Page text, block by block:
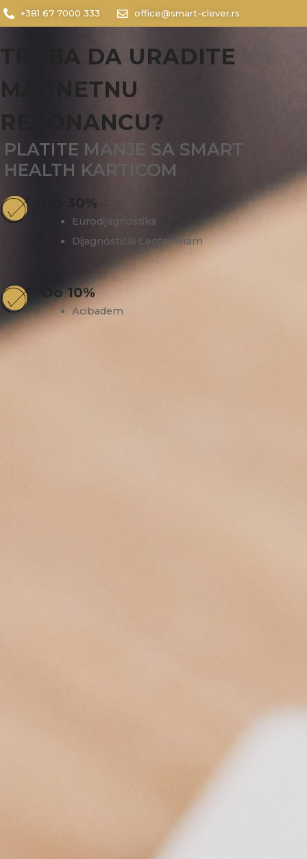
+381 67 7000 333 office@smart-clever.rs
TREBA DA URADITE
MAGNETNU
REZONANCU?
PLATITE MANJE SA SMART
HEALTH KARTICOM
Do 30%
Eurodijagnostika
Dijagnostički Centar Hram
Do 10%
Acibadem